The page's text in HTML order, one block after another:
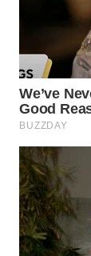
WN
TAPANULI
SELATAN
WN
TANJUNG
LESUNG
WN
KARO